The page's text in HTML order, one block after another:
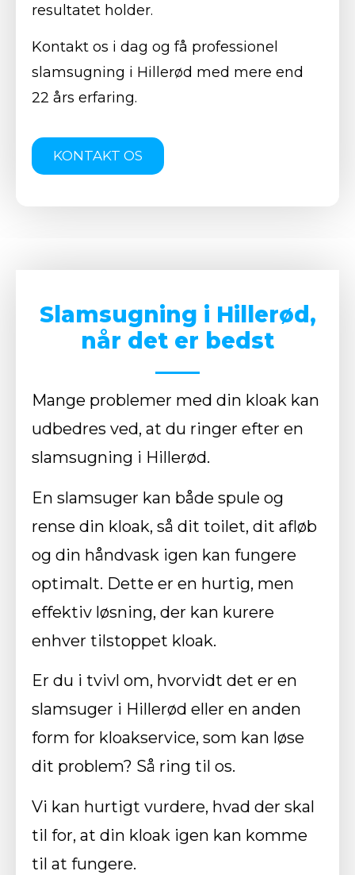
resultatet holder.
Kontakt os i dag og få professionel
slamsugning i Hillerød med mere end
22 års erfaring.
KONTAKT OS
Slamsugning i Hillerød,
når det er bedst
Mange problemer med din kloak kan
udbedres ved, at du ringer efter en
slamsugning i Hillerød.
En slamsuger kan både spule og
rense din kloak, så dit toilet, dit afløb
og din håndvask igen kan fungere
optimalt. Dette er en hurtig, men
effektiv løsning, der kan kurere
enhver tilstoppet kloak.
Er du i tvivl om, hvorvidt det er en
slamsuger i Hillerød eller en anden
form for kloakservice, som kan løse
dit problem? Så ring til os.
Vi kan hurtigt vurdere, hvad der skal
til for, at din kloak igen kan komme
til at fungere.